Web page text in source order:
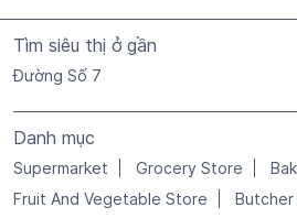
Tìm siêu thị ở gần
Đường Số 7
Danh mục
Supermarket Grocery Store
Fruit And Vegetable Store
Butcher